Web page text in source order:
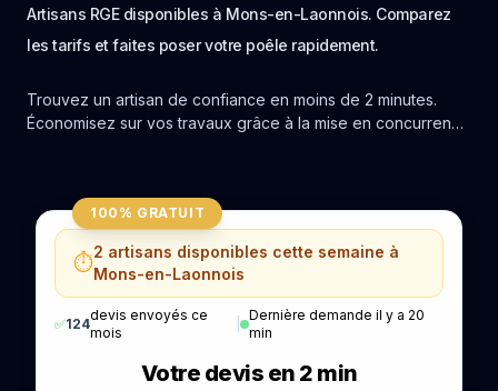
Artisans RGE disponibles à Mons-en-Laonnois. Comparez
les tarifs et faites poser votre poêle rapidement.
Trouvez un artisan de confiance en moins de 2 minutes.
Économisez sur vos travaux grâce à la mise en concurrence
100% GRATUIT
⏱️2 artisans disponibles cette semaine à
Mons-en-Laonnois
✅124
devis envoyés ce
mois
|
Dernière demande il y a 20
min
Votre devis en 2 min